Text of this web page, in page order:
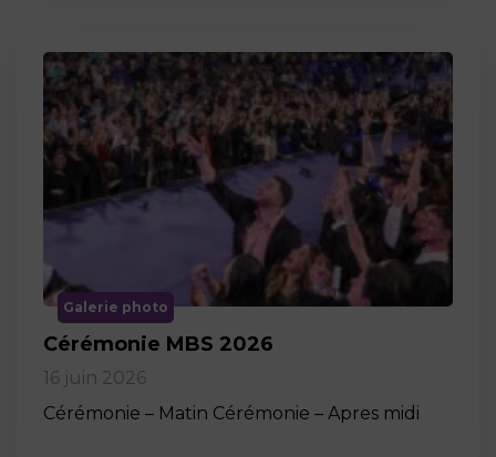
Galerie photo
Cérémonie MBS 2026
16 juin 2026
Cérémonie – Matin Cérémonie – Apres midi